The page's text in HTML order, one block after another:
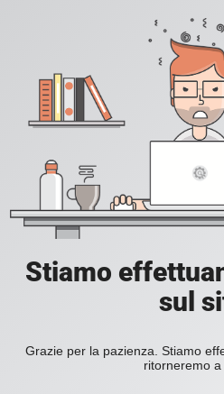
Stiamo
sul
Grazie per la pazienza. Stiamo
ritorneremo a